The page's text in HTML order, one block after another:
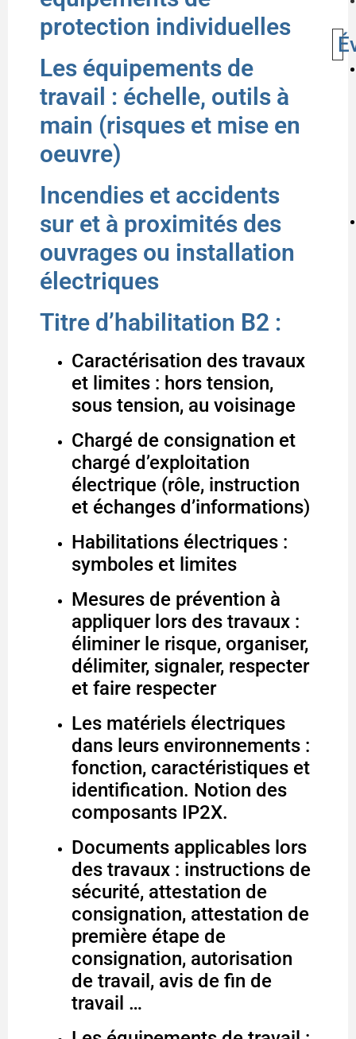
protection individuelles
Les équipements de
travail : échelle, outils à
main (risques et mise en
oeuvre)
Incendies et accidents
sur et à proximités des
ouvrages ou installation
électriques
Titre d’habilitation B2 :
Caractérisation des travaux
et limites : hors tension,
sous tension, au voisinage
Chargé de consignation et
chargé d’exploitation
électrique (rôle, instruction
et échanges d’informations)
Habilitations électriques :
symboles et limites
Mesures de prévention à
appliquer lors des travaux :
éliminer le risque, organiser,
délimiter, signaler, respecter
et faire respecter
Les matériels électriques
dans leurs environnements :
fonction, caractéristiques et
identification. Notion des
composants IP2X.
Documents applicables lors
des travaux : instructions de
sécurité, attestation de
consignation, attestation de
première étape de
consignation, autorisation
de travail, avis de fin de
travail …